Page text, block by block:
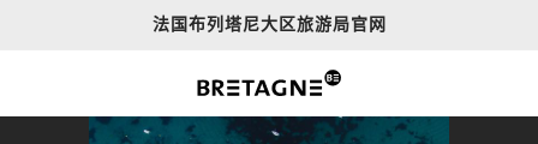
法国布列塔尼大区旅游局官网